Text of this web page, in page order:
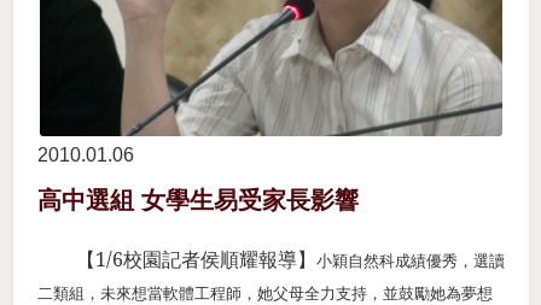
2010.01 06
高中選組 女學生易受家長影響
【1/6校園記者侯順耀報導】
小穎自然科成績優秀，選讀
二類組，未來想當軟體工程師，她父母全力支持，並鼓勵她為夢想